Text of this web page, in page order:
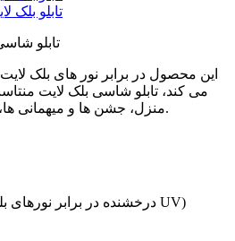
تابلو شاسی بلک
این محصول در برابر نور های بلک
می کند، تابلو شاسی بلک لایت
منزل، جشن ها و میهمانی ها، کافه، گیم نت و... می باشد.
نوع چاپ: بلک لایت (درخشنده در برابر نورهای بلک لایت UV)